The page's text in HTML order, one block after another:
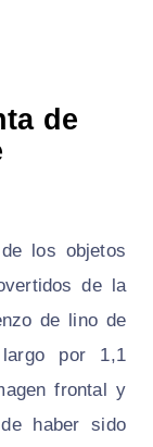
de
los objetos
de la
de lino de
largo por 1,1
frontal y
haber sido